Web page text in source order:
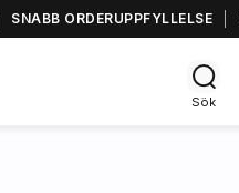
SNABB ORDERUPPFYLLELSE
Sök